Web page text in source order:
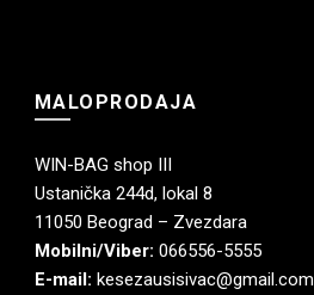
MALOPRODAJA
WIN-BAG shop III
Ustanička 244d, lokal 8
11050 Beograd – Zvezdara
Mobilni/Viber: 066556-5555
E-mail: kesezausisivac@gmail.com